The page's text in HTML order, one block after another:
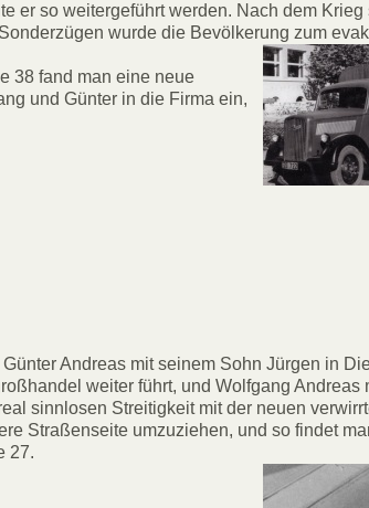
er so weitergeführt werden. Nach dem Krieg
wurde die Bevölkerung zum
38 fand man eine neue
und Günter in die Firma ein,
Andreas mit seinem Sohn Jürgen in
weiter führt, und Wolfgang Andreas
sinnlosen Streitigkeit mit der neuen
Straßenseite umzuziehen, und so findet
27.